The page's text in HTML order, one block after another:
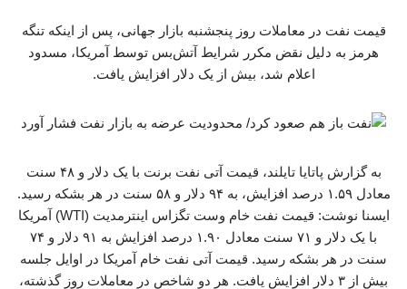
قیمت نفت در معاملات روز پنجشنبه بازار جهانی، پس از اینکه تنگه
هرمز به دلیل نقض مکرر شرایط آتش‌بس توسط آمریکا، مسدود
اعلام شد، بیش از یک دلار افزایش یافت.
به گزارش پاتایا تایلند، قیمت آتی نفت برنت با یک دلار و ۴۸ سنت
معادل ۱.۵۹ درصد افزایش، به ۹۴ دلار و ۵۸ سنت در هر بشکه رسید.
ایسنا نوشت: قیمت نفت خام وست تگزاس اینترمدیت (WTI) آمریکا
با یک دلار و ۷۱ سنت معادل ۱.۹۰ درصد افزایش به ۹۱ دلار و ۷۴
سنت در هر بشکه رسید. قیمت آتی نفت خام آمریکا در اوایل جلسه
بیش از ۳ دلار افزایش یافت. هر دو شاخص در معاملات روز گذشته،